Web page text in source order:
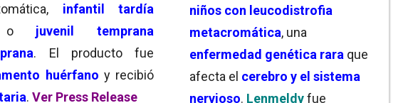
niños con leucodistrofia
metacromática, una
enfermedad genética rara que
afecta el cerebro y el sistema
nervioso. Lenmeldyfue
infantil tardía
juvenil temprana
. El producto fue
huérfano y recibió
. Ver Press Release